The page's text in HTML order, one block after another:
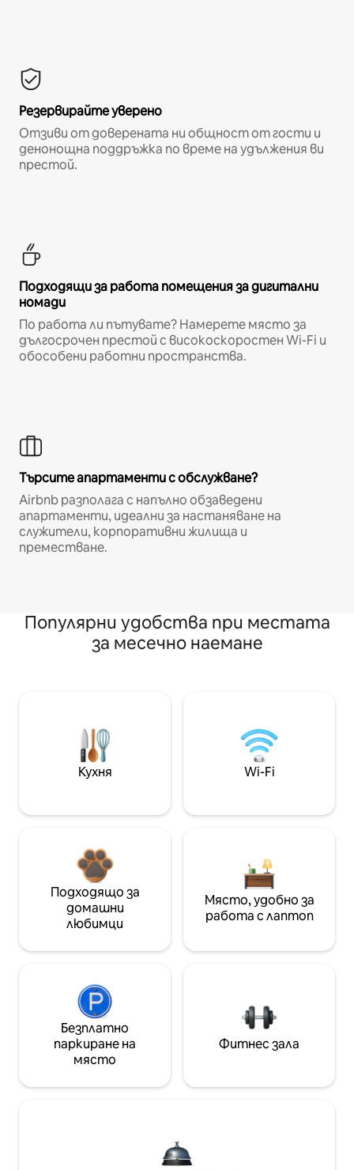
Резервирайте уверено
Отзиви от доверената ни общност от гости и
денонощна поддръжка по време на удължения ви
престой.
Подходящи за работа помещения за дигитални
номади
По работа ли пътувате? Намерете място за
дългосрочен престой с високоскоростен Wi-Fi и
обособени работни пространства.
Търсите апартаменти с обслужване?
Airbnb разполага с напълно обзаведени
апартаменти, идеални за настаняване на
служители, корпоративни жилища и
преместване.
Популярни удобства при местата
за месечно наемане
Кухня Wi-Fi
Подходящо за
домашни
любимци
Място, удобно за
работа с лаптоп
Безплатно
паркиране на
място
Фитнес зала